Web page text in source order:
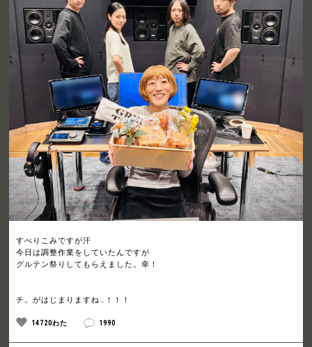
すべりこみですが汗
今日は調整作業をしていたんですが
グルテン祭りしてもらえました。幸！
チ。がはじまりますね…！！！
14720わた 1990